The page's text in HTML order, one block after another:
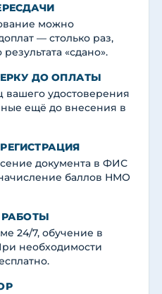
можно
— столько раз,
«сдано».
ДО ОПЛАТЫ
вашего удостоверения
ещё до внесения в
документа в ФИС
баллов НМО
РАБОТЫ
24/7, обучение в
необходимости